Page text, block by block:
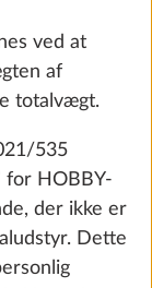
ved at
af
totalvægt.
535
for HOBBY-
der ikke er
Dette